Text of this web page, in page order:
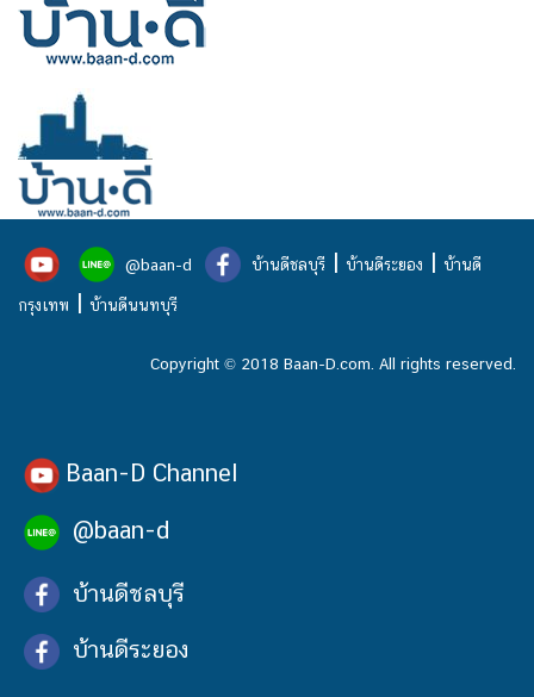
@baan-d บ้านดีชลบุรี | บ้านดีระยอง | บ้านดี
กรุงเทพ | บ้านดีนนทบุรี
Copyright © 2018 Baan-D.com. All rights reserved.
Baan-D Channel
@baan-d
บ้านดีชลบุรี
บ้านดีระยอง